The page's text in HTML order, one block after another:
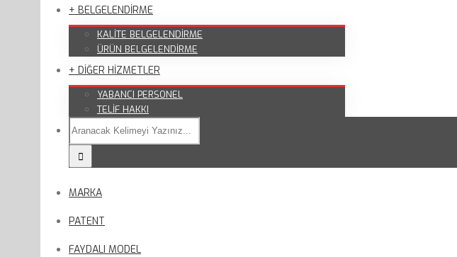
+ BELGELENDİRME
KALİTE BELGELENDİRME
ÜRÜN BELGELENDİRME
+ DİĞER HİZMETLER
YABANCI PERSONEL
TELİF HAKKI
MARKA
PATENT
FAYDALI MODEL